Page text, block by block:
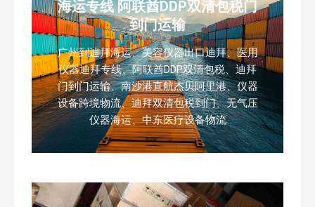
海运专线 阿联酋DDP双清包税门
到门运输
广州到迪拜海运、美容仪器出口迪拜、医用
仪器迪拜专线、阿联酋DDP双清包税、迪拜
门到门运输、南沙港直航杰贝阿里港、仪器
设备跨境物流、迪拜双清包税到门、无气压
仪器海运、中东医疗设备物流